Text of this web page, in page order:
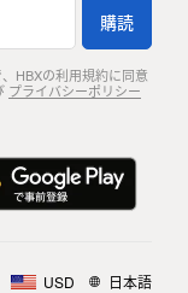
購読
HBXの利用規約に同意
プライバシーポリシー
USD 日本語